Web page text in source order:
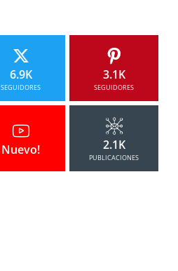
6.9K
SEGUIDORES
3.1K
SEGUIDORES
Nuevo! 2.1K
PUBLICACIONES